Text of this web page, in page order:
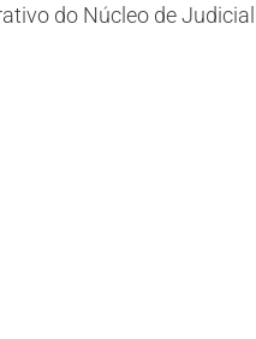
do Núcleo de